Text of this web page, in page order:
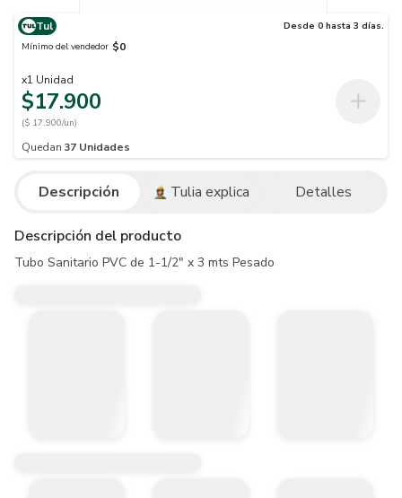
Tul
Desde 0 hasta 3 días.
Mínimo del vendedor $0
x1 Unidad
$17.900
($ 17.900/un)
Quedan 37 Unidades
Descripción Tulia explica Detalles
Descripción del producto
Tubo Sanitario PVC de 1-1/2" x 3 mts Pesado